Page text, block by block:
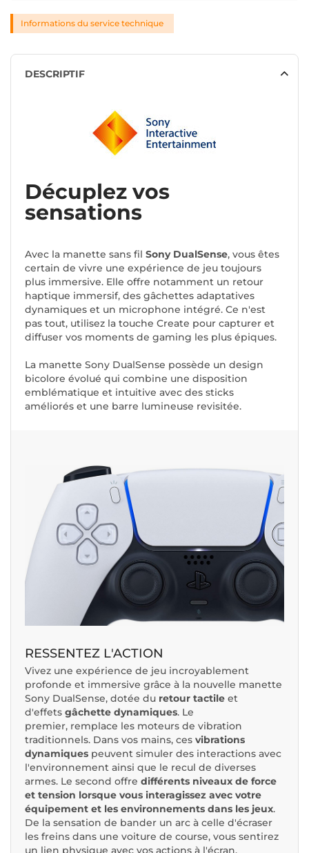
Informations du service technique
DESCRIPTIF
Décuplez vos
sensations
Avec la manette sans fil Sony DualSense, vous êtes
certain de vivre une expérience de jeu toujours
plus immersive. Elle offre notamment un retour
haptique immersif, des gâchettes adaptatives
dynamiques et un microphone intégré. Ce n'est
pas tout, utilisez la touche Create pour capturer et
diffuser vos moments de gaming les plus épiques.
La manette Sony DualSense possède un design
bicolore évolué qui combine une disposition
emblématique et intuitive avec des sticks
améliorés et une barre lumineuse revisitée.
RESSENTEZ L'ACTION
Vivez une expérience de jeu incroyablement
profonde et immersive grâce à la nouvelle manette
Sony DualSense, dotée du retour tactile et
d'effets gâchette dynamiques. Le
premier, remplace les moteurs de vibration
traditionnels. Dans vos mains, ces vibrations
dynamiques peuvent simuler des interactions avec
l'environnement ainsi que le recul de diverses
armes. Le second offre différents niveaux de force
et tension lorsque vous interagissez avec votre
équipement et les environnements dans les jeux.
De la sensation de bander un arc à celle d'écraser
les freins dans une voiture de course, vous sentirez
un lien physique avec vos actions à l'écran.